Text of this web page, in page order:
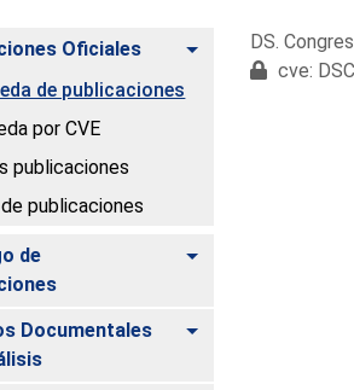
Oficiales
Alternar
de publicaciones
por CVE
publicaciones
publicaciones
de
Alternar
Documentales
Alternar
DS.
cve: